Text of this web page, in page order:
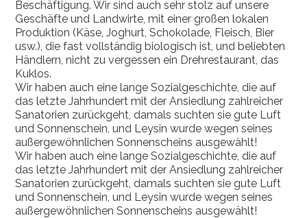
Beschäftigung. Wir sind auch sehr stolz auf unsere
Geschäfte und Landwirte, mit einer großen lokalen
Produktion (Käse, Joghurt, Schokolade, Fleisch, Bier
usw.), die fast vollständig biologisch ist, und beliebten
Händlern, nicht zu vergessen ein Drehrestaurant, das
Kuklos.
Wir haben auch eine lange Sozialgeschichte, die auf
das letzte Jahrhundert mit der Ansiedlung zahlreicher
Sanatorien zurückgeht, damals suchten sie gute Luft
und Sonnenschein, und Leysin wurde wegen seines
außergewöhnlichen Sonnenscheins ausgewählt!
Wir haben auch eine lange Sozialgeschichte, die auf
das letzte Jahrhundert mit der Ansiedlung zahlreicher
Sanatorien zurückgeht, damals suchten sie gute Luft
und Sonnenschein, und Leysin wurde wegen seines
außergewöhnlichen Sonnenscheins ausgewählt!